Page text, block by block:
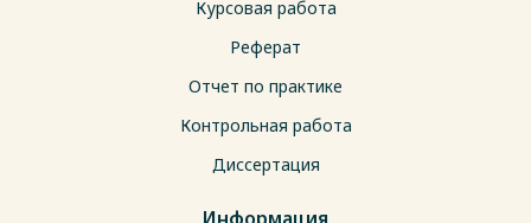
Курсовая работа
Реферат
Отчет по практике
Контрольная работа
Диссертация